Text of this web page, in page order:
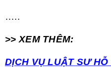
…..
>> XEM THÊM:
DỊCH VỤ LUẬT SƯ